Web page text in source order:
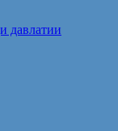
давлатии